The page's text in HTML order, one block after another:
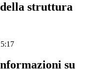
struttura
su